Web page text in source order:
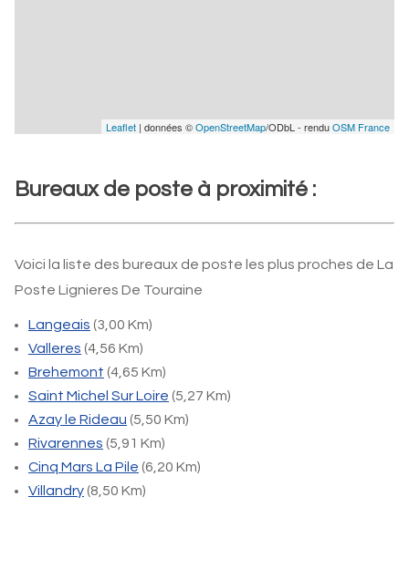
Leaflet | données ©OpenStreetMap/ODbL - renduOSM France
Bureaux de poste à proximité :
Voici la liste des bureaux de poste les plus proches de La
Poste Lignieres De Touraine
Langeais (3,00 Km)
Valleres (4,56 Km)
Brehemont (4,65 Km)
Saint Michel Sur Loire (5,27 Km)
Azay le Rideau (5,50 Km)
Rivarennes (5,91 Km)
Cinq Mars La Pile (6,20 Km)
Villandry(8,50 Km)